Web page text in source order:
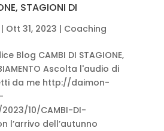
STAGIONI DI
| Ott 31, 2023 | Coaching
Blog CAMBI DI STAGIONE,
Ascolta l'audio di
da me http://daimon-
10/CAMBI-DI-
l’arrivo dell’autunno